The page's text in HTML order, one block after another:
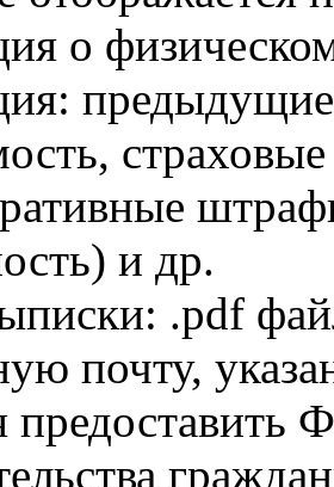
о
и др.
.pdf
почту,